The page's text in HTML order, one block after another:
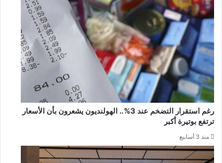
رغم استقرار التضخم عند 3%.. الهولنديون يشعرون بأن الأسعار
ترتفع بوتيرة أكبر
منذ 3 أسابيع